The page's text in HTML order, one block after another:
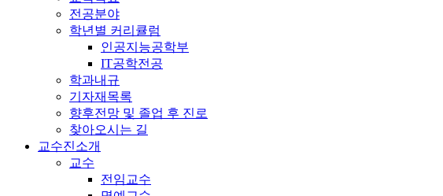
전공분야
학년별 커리큘럼
인공지능공학부
IT공학전공
학과내규
기자재목록
향후전망 및 졸업 후 진로
찾아오시는 길
교수진소개
교수
전임교수